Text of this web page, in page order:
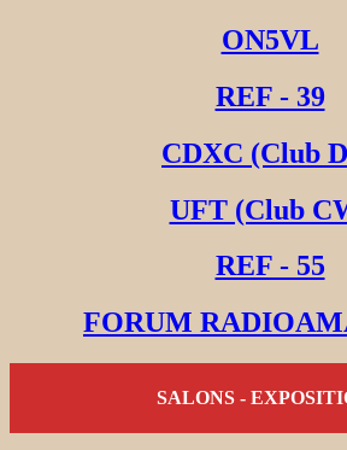
ON5VL
REF - 39
CDXC (Club
UFT (Club
REF - 55
FORUM
SALONS -